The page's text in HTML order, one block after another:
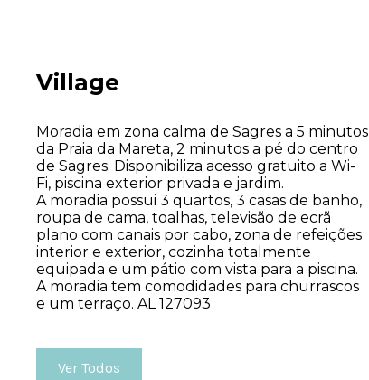
Village
Moradia em zona calma de Sagres a 5 minutos
da Praia da Mareta, 2 minutos a pé do centro
de Sagres. Disponibiliza acesso gratuito a Wi-
Fi, piscina exterior privada e jardim.
A moradia possui 3 quartos, 3 casas de banho,
roupa de cama, toalhas, televisão de ecrã
plano com canais por cabo, zona de refeições
interior e exterior, cozinha totalmente
equipada e um pátio com vista para a piscina.
A moradia tem comodidades para churrascos
e um terraço. AL 127093
Ver Todos